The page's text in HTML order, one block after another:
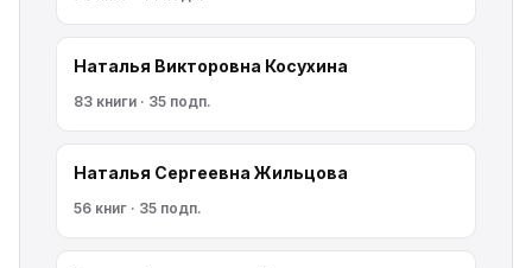
Наталья Викторовна Косухина
83 книги · 35 подп.
Наталья Сергеевна Жильцова
56 книг · 35 подп.